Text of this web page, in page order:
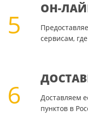
5
ОН-
сервисам,
6
Доставляем
пунктов в